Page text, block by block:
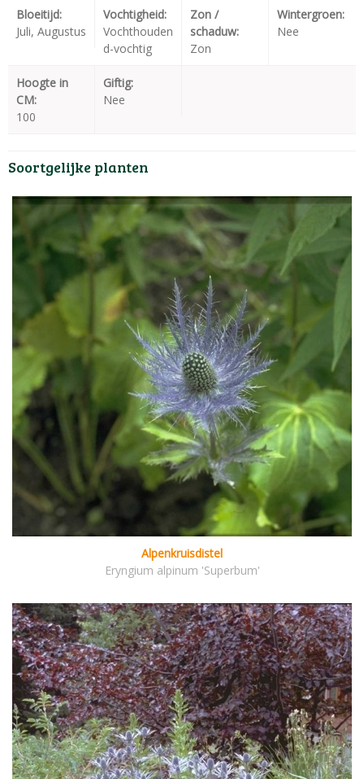
Bloeitijd:
Juli, Augustus
Vochtigheid:
Vochthouden
d-vochtig
Zon /
schaduw:
Zon
Wintergroen:
Nee
Hoogte in
CM:
100
Giftig:
Nee
Soortgelijke planten
Alpenkruisdistel
Eryngium alpinum 'Superbum'